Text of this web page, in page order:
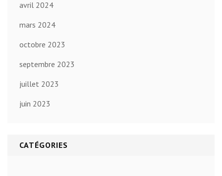
avril 2024
mars 2024
octobre 2023
septembre 2023
juillet 2023
juin 2023
CATÉGORIES